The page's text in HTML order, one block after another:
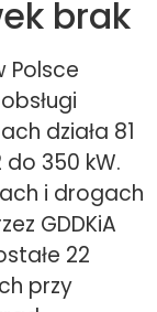
brak
Polsce
działa 81
350 kW.
i drogach
GDDKiA
22
przy